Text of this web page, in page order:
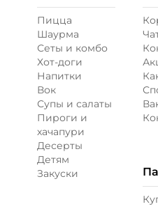
Пицца
Шаурма
Сеты и комбо
Хот-доги
Напитки
Вок
Супы и салаты
Пироги и
хачапури
Десерты
Детям
Закуски